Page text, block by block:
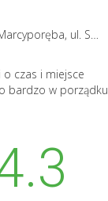
Wadowice 34-114 Marcyporęba, ul. Spokojna 52 2024-09-23
o czas i miejsce
bardzo w porządku